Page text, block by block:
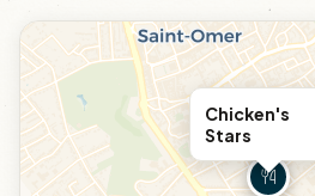
Chicken's
Stars